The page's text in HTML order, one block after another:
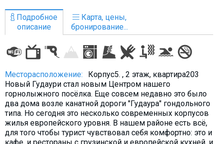
Подробное
описание
Карта, цены,
бронирование...
Месторасположение:
Корпус5. , 2 этаж, квартира203
Новый Гудаури стал новым Центром нашего
горнолыжного посёлка. Еще совсем недавно это было
два дома возле канатной дороги "Гудаура" гондольного
типа. Но сегодня это несколько современных корпусов
жилья европейского уровня. В нашем районе есть всё,
для того чтобы турист чувствовал себя комфортно: это и
Коттеджи
Отели
Долгосрочная аренда
Другое
ГРУЗИЯ
О Грузии
Визы и Документы